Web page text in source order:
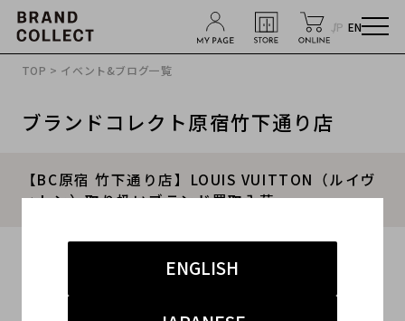
JP EN
ENGLISH
TOP > イベント&ブログ一覧
ブランドコレクト原宿竹下通り店
【BC原宿 竹下通り店】LOUIS VUITTON（ルイヴ
ィトン）取り扱いブランド買取入荷
#メンズ